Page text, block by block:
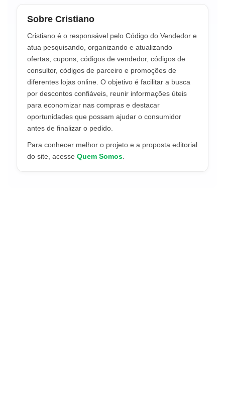
Sobre Cristiano
Cristiano é o responsável pelo Código do Vendedor e
atua pesquisando, organizando e atualizando
ofertas, cupons, códigos de vendedor, códigos de
consultor, códigos de parceiro e promoções de
diferentes lojas online. O objetivo é facilitar a busca
por descontos confiáveis, reunir informações úteis
para economizar nas compras e destacar
oportunidades que possam ajudar o consumidor
antes de finalizar o pedido.
Para conhecer melhor o projeto e a proposta editorial
do site, acesse Quem Somos